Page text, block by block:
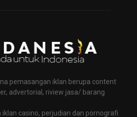
pemasangan iklan berupa content
advertorial, riview jasa/ barang
casino, perjudian dan pornografi